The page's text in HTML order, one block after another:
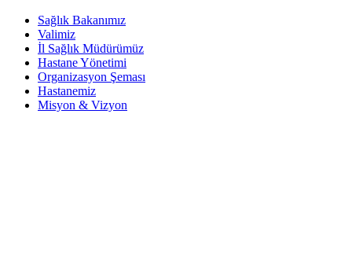
Sağlık Bakanımız
Valimiz
İl Sağlık Müdürümüz
Hastane Yönetimi
Organizasyon Şeması
Hastanemiz
Misyon & Vizyon